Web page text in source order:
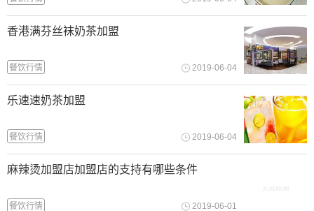
香港满芬丝袜奶茶加盟
2019-06-04
餐饮行情
乐速速奶茶加盟
2019-06-04
餐饮行情
麻辣烫加盟店加盟店的支持有哪些条件
2019-06-01
餐饮行情